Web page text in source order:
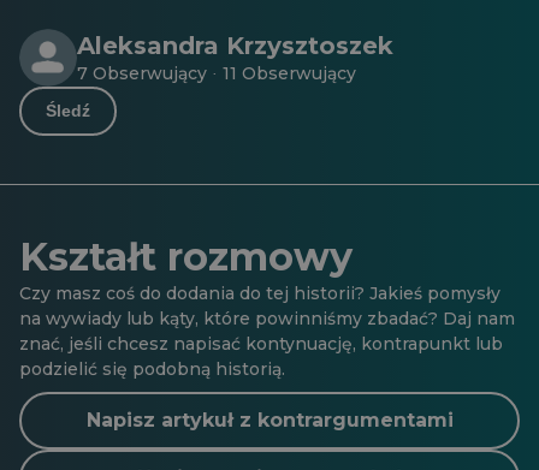
Aleksandra Krzysztoszek
7 Obserwujący · 11 Obserwujący
Śledź
Kształt rozmowy
Czy masz coś do dodania do tej historii? Jakieś pomysły
na wywiady lub kąty, które powinniśmy zbadać? Daj nam
znać, jeśli chcesz napisać kontynuację, kontrapunkt lub
podzielić się podobną historią.
Napisz artykuł z kontrargumentami